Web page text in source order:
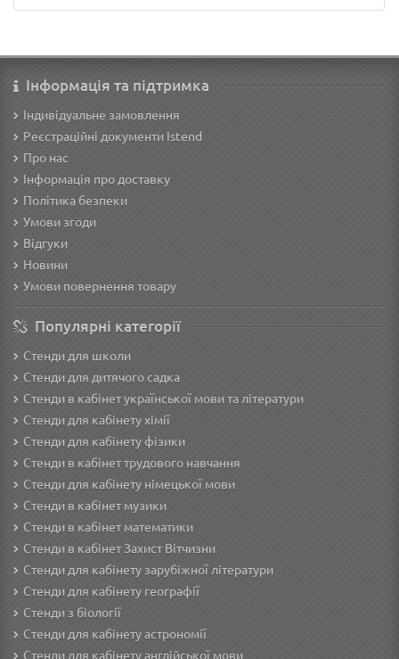
Інформація та підтримка
Індивідуальне замовлення
Реєстраційні документи Istend
Про нас
Інформація про доставку
Політика безпеки
Умови згоди
Відгуки
Новини
Умови повернення товару
Популярні категорії
Стенди для школи
Стенди для дитячого садка
Стенди в кабінет української мови та літератури
Стенди для кабінету хімії
Стенди для кабінету фізики
Стенди в кабінет трудового навчання
Cтенди для кабінету німецької мови
Стенди в кабінет музики
Стенди в кабінет математики
Стенди в кабінет Захист Вітчизни
Стенди для кабінету зарубіжної літератури
Стенди для кабінету географії
Стенди з біології
Стенди для кабінету астрономії
Стенди для кабінету англійської мови